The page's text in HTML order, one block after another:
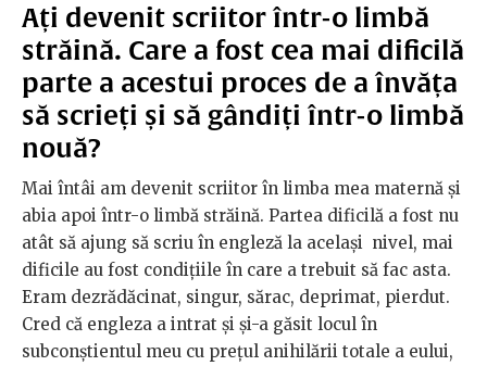
Ați devenit scriitor într-o limbă
străină. Care a fost cea mai dificilă
parte a acestui proces de a învăța
să scrieți și să gândiți într-o limbă
nouă?
Mai întâi am devenit scriitor în limba mea maternă și
abia apoi într-o limbă străină. Partea dificilă a fost nu
atât să ajung să scriu în engleză la același nivel, mai
dificile au fost condițiile în care a trebuit să fac asta.
Eram dezrădăcinat, singur, sărac, deprimat, pierdut.
Cred că engleza a intrat și și-a găsit locul în
subconștientul meu cu prețul anihilării totale a eului,